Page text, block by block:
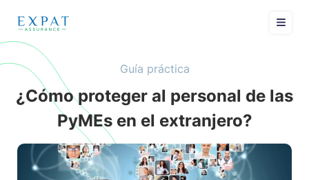
Guía práctica
¿Cómo proteger al personal de las
PyMEs en el extranjero?